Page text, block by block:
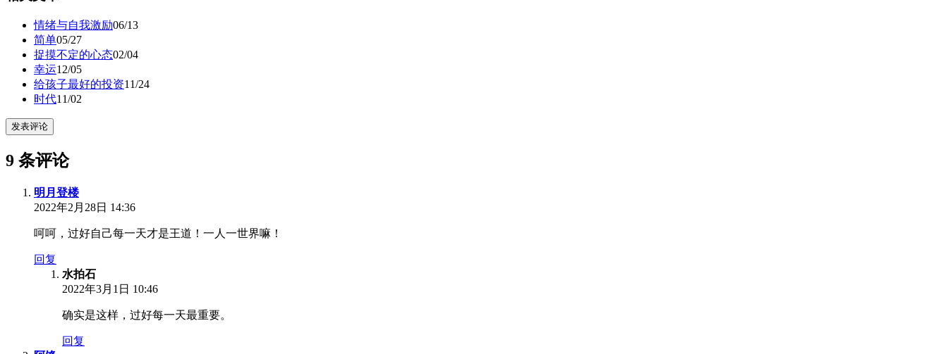
情绪与自我激励06/13
简单05/27
捉摸不定的心态02/04
幸运12/05
给孩子最好的投资11/24
时代11/02
发表评论
9 条评论
明月登楼
2022年2月28日 14:36
呵呵，过好自己每一天才是王道！一人一世界嘛！
回复
水拍石
2022年3月1日 10:46
确实是这样，过好每一天最重要。
回复